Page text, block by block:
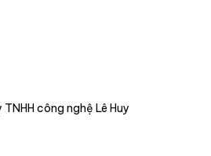
công nghệ Lê Huy